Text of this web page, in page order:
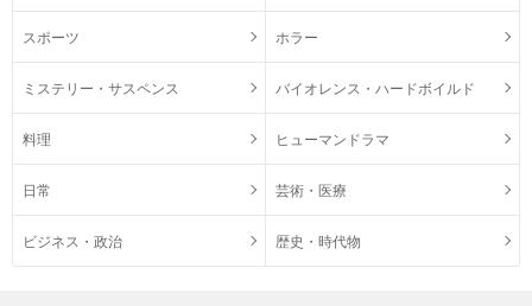
スポーツ ホラー
ミステリー・サスペンス バイオレンス・ハードボイルド
料理 ヒューマンドラマ
日常 芸術・医療
ビジネス・政治 歴史・時代物